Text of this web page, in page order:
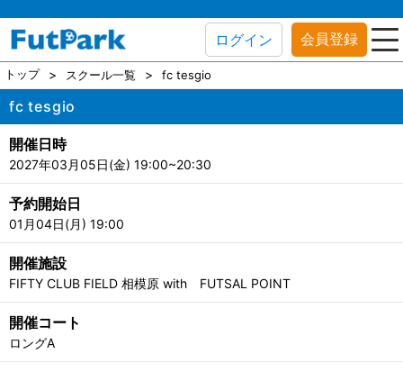
ログイン 会員登録
トップ スクール一覧 fc tesgio
fc tesgio
開催日時
2027年03月05日(金) 19:00~20:30
予約開始日
01月04日(月) 19:00
開催施設
FIFTY CLUB FIELD 相模原 with FUTSAL POINT
開催コート
ロングA